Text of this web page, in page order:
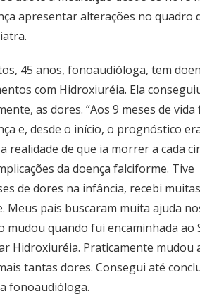
apresentar alterações no quadro
45 anos, fonoaudióloga, tem
com Hidroxiuréia. Ela
as dores. “Aos 9 meses de vida
e, desde o início, o prognóstico
realidade de que ia morrer a cada
da doença falciforme. Tive
de dores na infância, recebi muitas
Meus pais buscaram muita ajuda
quando fui encaminhada ao
Hidroxiuréia. Praticamente mudou
tantas dores. Consegui até
fonoaudióloga.